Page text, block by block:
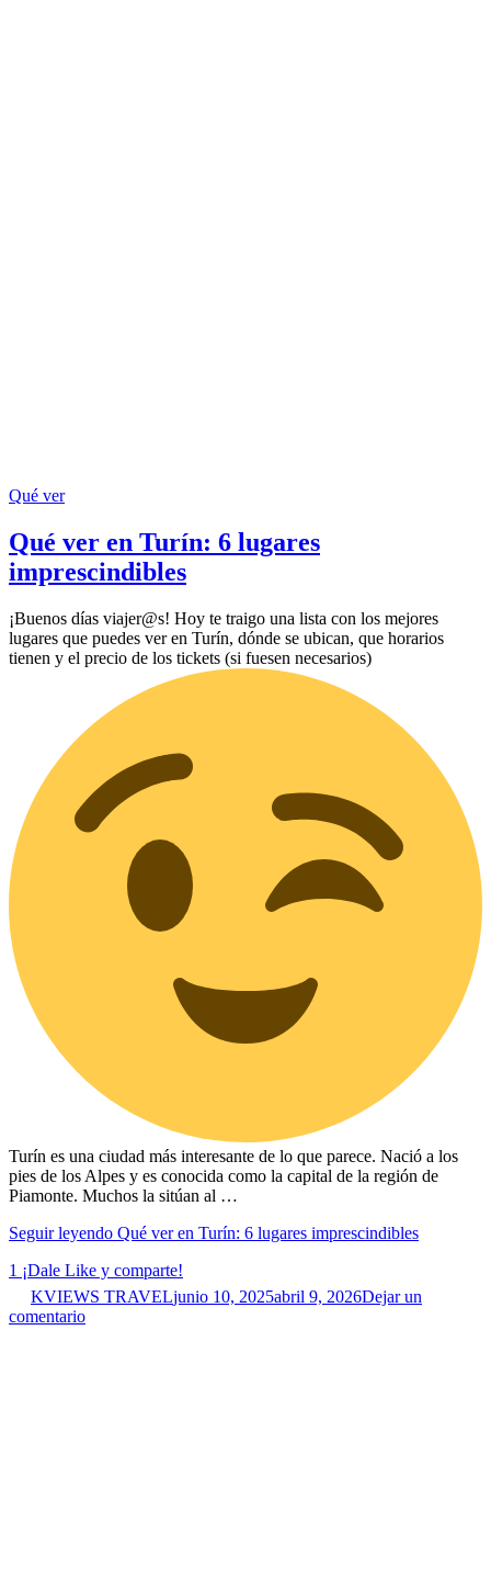
Qué ver
Qué ver en Turín: 6 lugares
imprescindibles
¡Buenos días viajer@s! Hoy te traigo una lista con los mejores
lugares que puedes ver en Turín, dónde se ubican, que horarios
tienen y el precio de los tickets (si fuesen necesarios)
Turín es una ciudad más interesante de lo que parece. Nació a los
pies de los Alpes y es conocida como la capital de la región de
Piamonte. Muchos la sitúan al …
Seguir leyendo Qué ver en Turín: 6 lugares imprescindibles
1 ¡Dale Like y comparte!
KVIEWS TRAVELjunio 10, 2025abril 9, 2026Dejar un
comentario